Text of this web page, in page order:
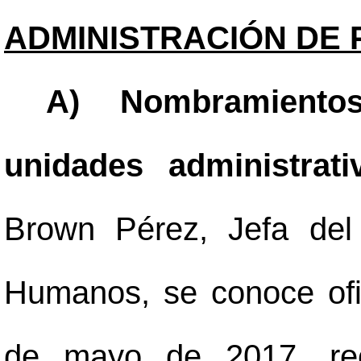
ADMINISTRACIÓN DE
A)
unidades
Brown Pérez, Jefa
Humanos, se conoce